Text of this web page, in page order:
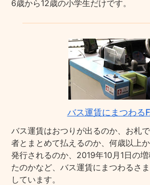
6歳から12歳の小学生だけです。
バス運賃にまつわる
バス運賃はおつりが出るのか、お札
者とまとめて払えるのか、何歳以上
発行されるのか、2019年10月1日の
たのかなど、バス運賃にまつわるさ
しています。